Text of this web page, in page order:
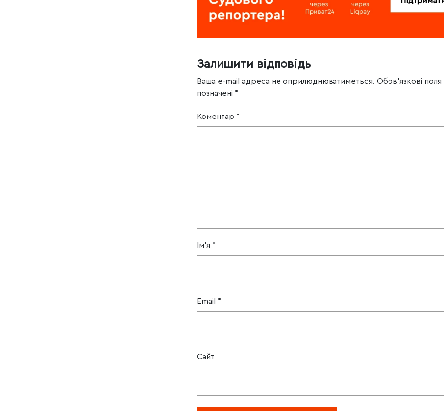
Залишити відповідь
Ваша e-mail адреса не оприлюднюватиметься. Обов’язкові поля
позначені *
Коментар *
Ім'я *
Email *
Сайт